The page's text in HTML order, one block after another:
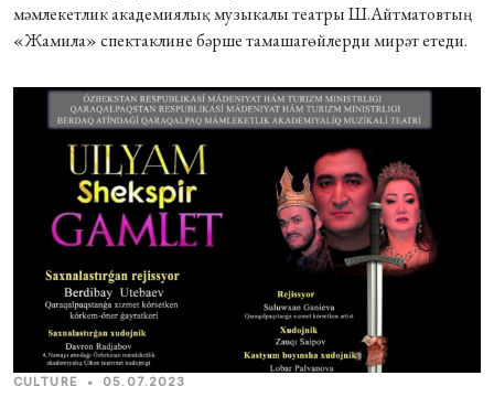
мәмлекетлик академиялық музыкалы театры Ш.Айтматовтың
«Жамила» спектаклине бәрше тамашагѳйлерди мирәт етеди.
CULTURE • 05.07.2023